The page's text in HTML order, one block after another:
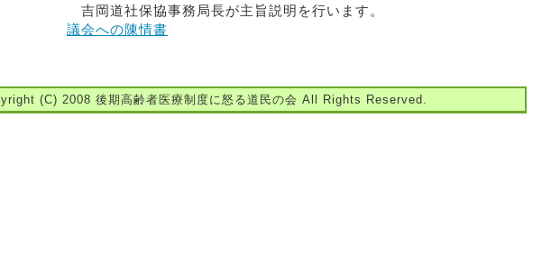
吉岡道社保協事務局長が主旨説明を行います。
議会への陳情書
(C) 2008 後期高齢者医療制度に怒る道民の会 All Rights Reserved.